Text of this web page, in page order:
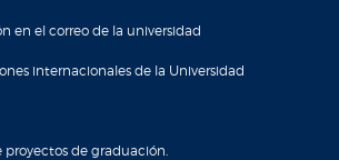
en el correo de la universidad
internacionales de la Universidad
proyectos de graduación.